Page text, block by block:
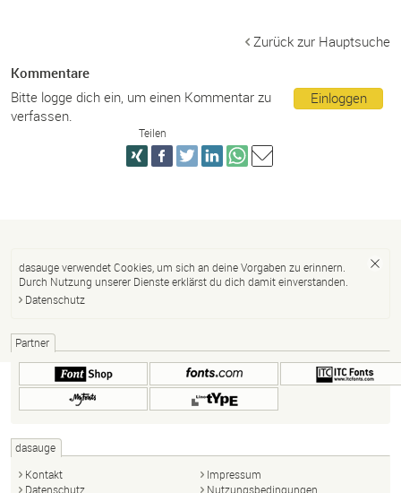
Zurück zur Hauptsuche
Kommentare
Einloggen
Bitte logge dich ein, um einen Kommentar zu
verfassen.
Teilen
dasauge verwendet Cookies, um sich an deine Vorgaben zu erinnern.
Durch Nutzung unserer Dienste erklärst du dich damit einverstanden.
Datenschutz
Partner
dasauge
Kontakt
Impressum
Datenschutz
Nutzungsbedingungen